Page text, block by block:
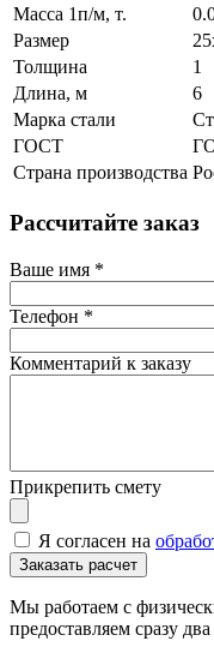
Масса 1п/м, т.
Размер
Толщина
1
Длина, м
6
Марка стали
ГОСТ
Страна производства
Рассчитайте заказ
Ваше имя *
Телефон *
Комментарий к заказу
Прикрепить смету
Я согласен на
Мы работаем с
предоставляем сразу